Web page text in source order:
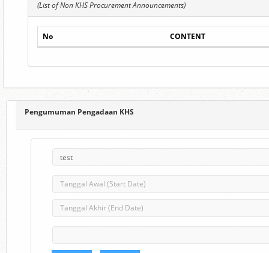
(List of Non KHS Procurement Announcements)
No CONTENT
Pengumuman Pengadaan KHS